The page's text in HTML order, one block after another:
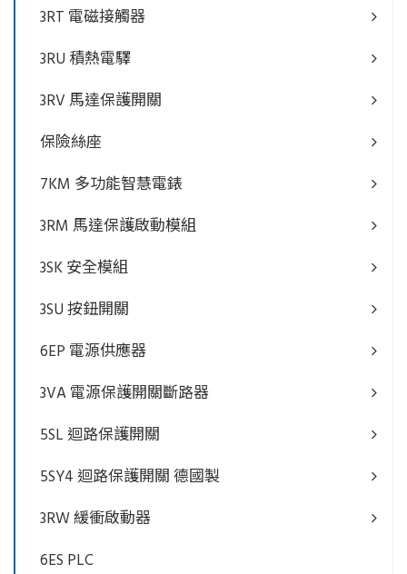
3RT 電磁接觸器
3RU 積熱電驛
3RV 馬達保護開關
保險絲座
7KM 多功能智慧電錶
3RM 馬達保護啟動模組
3SK 安全模組
3SU 按鈕開關
6EP 電源供應器
3VA 電源保護開關斷路器
5SL 迴路保護開關
5SY4 迴路保護開關 德國製
3RW 緩衝啟動器
6ES PLC